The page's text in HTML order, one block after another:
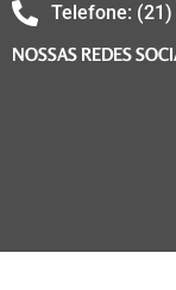
Telefone:
NOSSAS REDES